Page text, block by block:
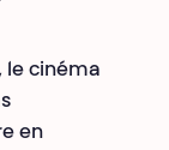
le cinéma
en